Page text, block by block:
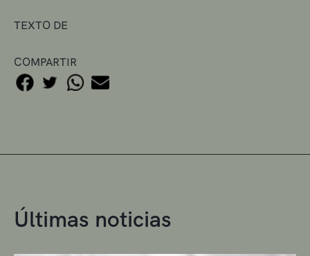
TEXTO DE
COMPARTIR
Últimas noticias